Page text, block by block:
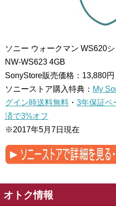
ソニー ウォークマン WS620
NW-WS623 4GB
SonyStore販売価格：13,880
ソニーストア購入特典： My
グイン時送料無料 ・ 3年保証ベ
済で3%オフ
※2017年5月7日現在
オトク情報